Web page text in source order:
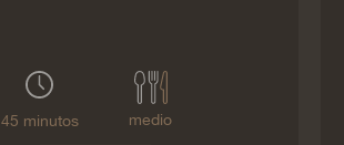
45 minutos medio